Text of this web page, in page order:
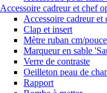
Accessoire cadreur et chef
Accessoire cadreur et
Clap et insert
Mètre ruban cm/pouce
Marqueur en sable
Verre de contraste
Oeilleton peau de
Rapport